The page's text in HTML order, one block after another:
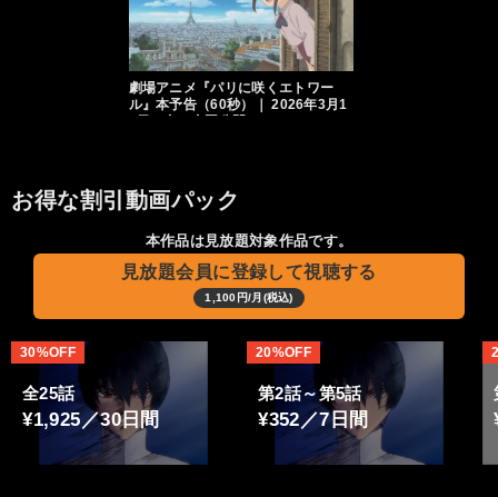
劇場アニメ『パリに咲くエトワー
ル』本予告（60秒）｜ 2026年3月1
お得な割引動画パック
本作品は見放題対象作品です。
見放題会員に登録して視聴する
1,100円/月(税込)
全25話
¥1,925／30日間
30%OFF
第2話～第5話
¥352／7日間
20%OFF